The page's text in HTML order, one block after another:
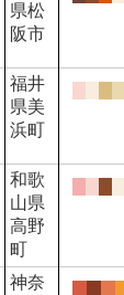
県松
阪市
福井
県美
浜町
和歌
山県
高野
町
神奈